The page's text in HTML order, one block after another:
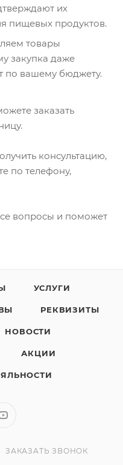
их
пищевых продуктов.
товары
закупка даже
по вашему бюджету.
заказать
консультацию,
по телефону,
вопросы и поможет
УСЛУГИ
РЕКВИЗИТЫ
НОВОСТИ
АКЦИИ
ЗАКАЗАТЬ ЗВОНОК